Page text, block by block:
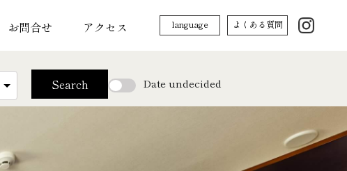
お問合せ アクセス language よくある質問
Search Date undecided